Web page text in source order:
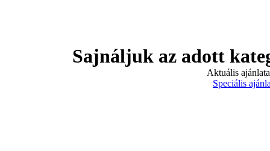
Sajnáljuk az adott
Aktuális
Speciális